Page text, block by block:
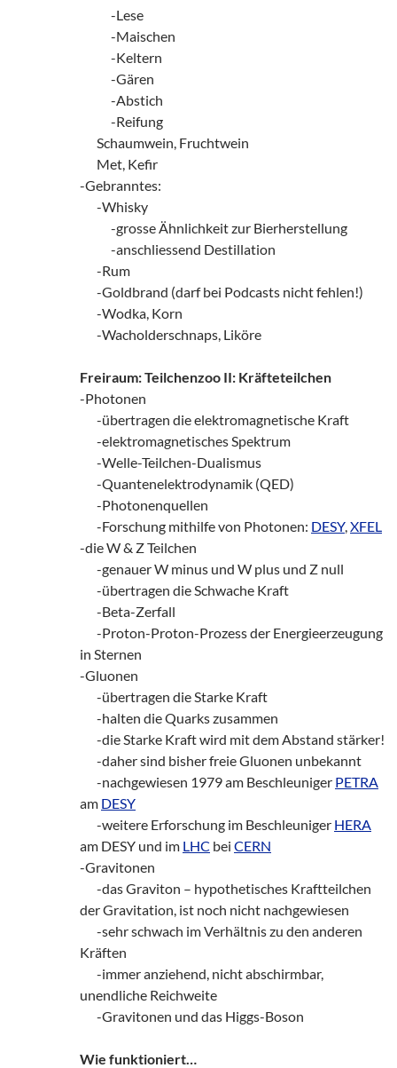
-Lese
-Maischen
-Keltern
-Gären
-Abstich
-Reifung
Schaumwein, Fruchtwein
Met, Kefir
-Gebranntes:
-Whisky
-grosse Ähnlichkeit zur Bierherstellung
-anschliessend Destillation
-Rum
-Goldbrand (darf bei Podcasts nicht fehlen!)
-Wodka, Korn
-Wacholderschnaps, Liköre
Freiraum: Teilchenzoo II: Kräfteteilchen
-Photonen
-übertragen die elektromagnetische Kraft
-elektromagnetisches Spektrum
-Welle-Teilchen-Dualismus
-Quantenelektrodynamik (QED)
-Photonenquellen
-Forschung mithilfe von Photonen: DESY,XFEL
-die W & Z Teilchen
-genauer W minus und W plus und Z null
-übertragen die Schwache Kraft
-Beta-Zerfall
-Proton-Proton-Prozess der Energieerzeugung
in Sternen
-Gluonen
-übertragen die Starke Kraft
-halten die Quarks zusammen
-die Starke Kraft wird mit dem Abstand stärker!
-daher sind bisher freie Gluonen unbekannt
-nachgewiesen 1979 am Beschleuniger PETRA
am DESY
-weitere Erforschung im Beschleuniger HERA
am DESY und im LHC bei CERN
-Gravitonen
-das Graviton – hypothetisches Kraftteilchen
der Gravitation, ist noch nicht nachgewiesen
-sehr schwach im Verhältnis zu den anderen
Kräften
-immer anziehend, nicht abschirmbar,
unendliche Reichweite
-Gravitonen und das Higgs-Boson
Wie funktioniert…